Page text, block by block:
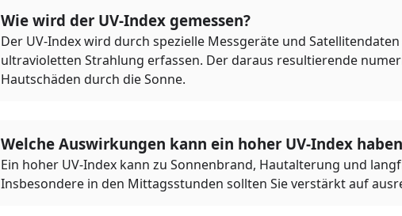
Wie wird der UV-Index gemessen?
Der UV-Index wird durch spezielle Messgeräte und
ultravioletten Strahlung erfassen. Der daraus resultierende
Hautschäden durch die Sonne.
Welche Auswirkungen kann ein hoher UV-Index
Ein hoher UV-Index kann zu Sonnenbrand, Hautalterung und
Insbesondere in den Mittagsstunden sollten Sie verstärkt auf